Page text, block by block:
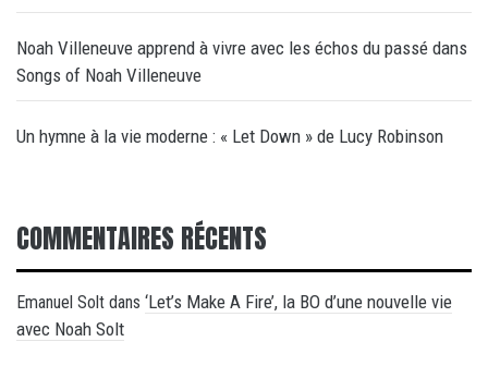
Noah Villeneuve apprend à vivre avec les échos du passé dans
Songs of Noah Villeneuve
Un hymne à la vie moderne : « Let Down » de Lucy Robinson
COMMENTAIRES RÉCENTS
Emanuel Solt dans ‘Let’s Make A Fire’, la BO d’une nouvelle vie
avec Noah Solt